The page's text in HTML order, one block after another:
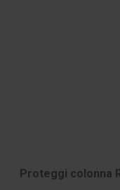
Proteggi colonna